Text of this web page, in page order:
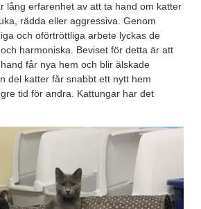
lång erfarenhet av att ta hand om katter
rädda eller aggressiva. Genom
och oförtröttliga arbete lyckas de
harmoniska. Beviset för detta är att
får nya hem och blir älskade
del katter får snabbt ett nytt hem
tid för andra. Kattungar har det